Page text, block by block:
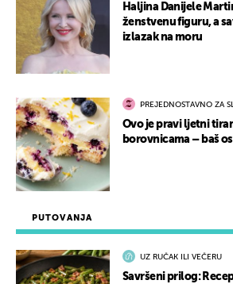
PUTOVANJA
UZ RUČAK ILI VEČERU
Savršeni prilog:
Haljina Danijele
ženstvenu figuru, a
izlazak na moru
PREJEDNOSTAVNO ZA
Ovo je pravi ljetni
borovnicama – baš